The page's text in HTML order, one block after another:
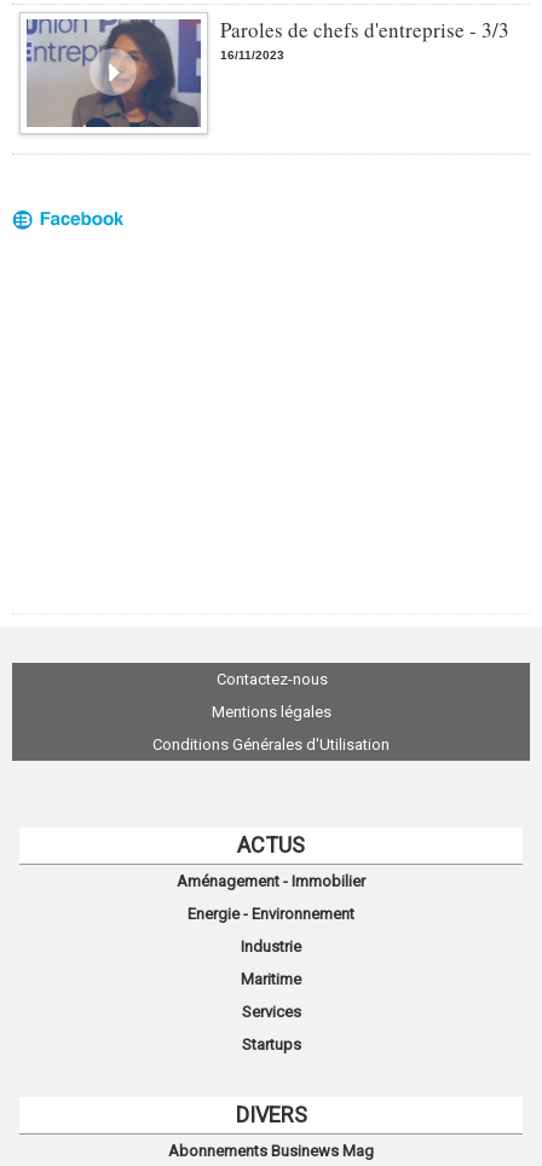
Paroles de chefs d'entreprise - 3/3
16/11/2023
Contactez-nous
Mentions légales
Conditions Générales d'Utilisation
ACTUS
Aménagement - Immobilier
Energie - Environnement
Industrie
Maritime
Services
Startups
DIVERS
Abonnements Businews Mag